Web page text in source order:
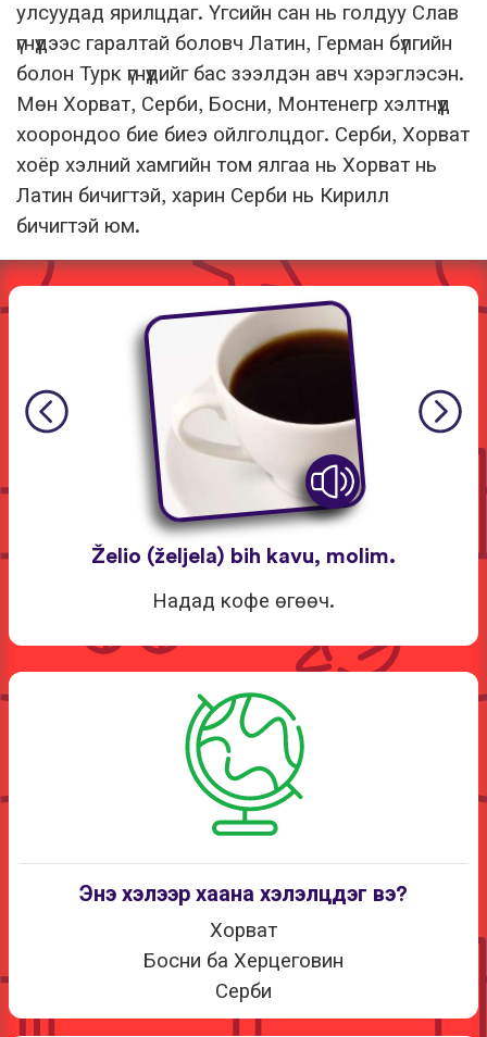
улсуудад ярилцдаг. Үгсийн сан нь голдуу Слав
үгнүүдээс гаралтай боловч Латин, Герман бүлгийн
болон Турк үгнүүдийг бас зээлдэн авч хэрэглэсэн.
Мөн Хорват, Серби, Босни, Монтенегр хэлтнүүд
хоорондоо бие биеэ ойлголцдог. Серби, Хорват
хоёр хэлний хамгийн том ялгаа нь Хорват нь
Латин бичигтэй, харин Серби нь Кирилл
бичигтэй юм.
Želio (željela) bih kavu, molim.
Надад кофе өгөөч.
Энэ хэлээр хаана хэлэлцдэг вэ?
Хорват
Босни ба Херцеговин
Серби